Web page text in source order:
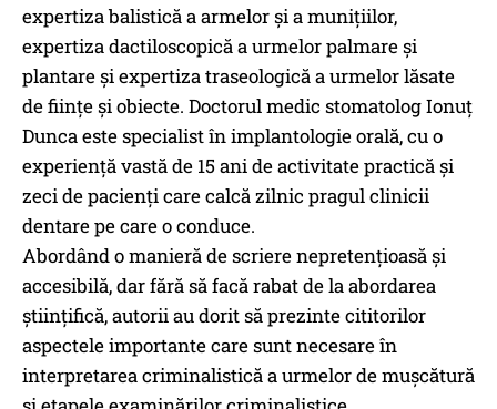
expertiza balistică a armelor și a munițiilor,
expertiza dactiloscopică a urmelor palmare și
plantare și expertiza traseologică a urmelor lăsate
de ființe și obiecte. Doctorul medic stomatolog Ionuț
Dunca este specialist în implantologie orală, cu o
experiență vastă de 15 ani de activitate practică și
zeci de pacienți care calcă zilnic pragul clinicii
dentare pe care o conduce.
Abordând o manieră de scriere nepretențioasă și
accesibilă, dar fără să facă rabat de la abordarea
științifică, autorii au dorit să prezinte cititorilor
aspectele importante care sunt necesare în
interpretarea criminalistică a urmelor de mușcătură